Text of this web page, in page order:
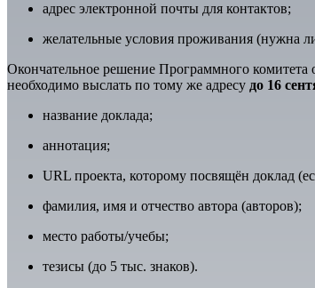
адрес электронной почты для контактов;
желательные условия проживания (нужна
Окончательное решение Программного
необходимо выслать по тому же адресу до 16
название доклада;
аннотация;
URL проекта, которому посвящён доклад
фамилия, имя и отчество автора (авторов);
место работы/учебы;
тезисы (до 5 тыс. знаков).